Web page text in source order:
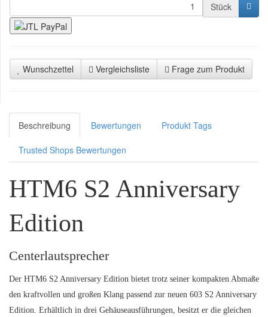
Stück
Wunschzettel Vergleichsliste Frage zum Produkt
Beschreibung Bewertungen Produkt Tags
Trusted Shops Bewertungen
HTM6 S2 Anniversary
Edition
Centerlautsprecher
Der HTM6 S2 Anniversary Edition bietet trotz seiner kompakten Abmaße
den kraftvollen und großen Klang passend zur neuen 603 S2 Anniversary
Edition. Erhältlich in drei Gehäuseausführungen, besitzt er die gleichen